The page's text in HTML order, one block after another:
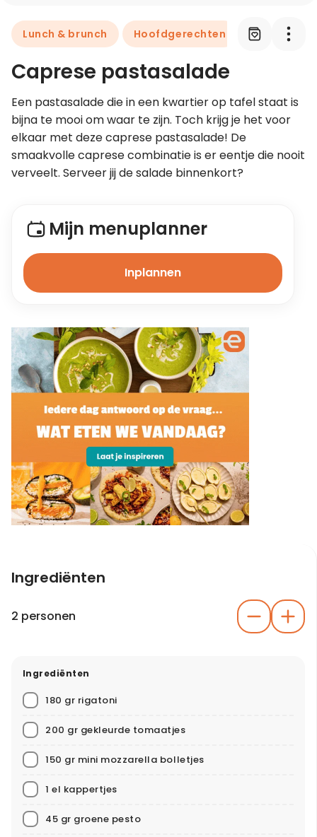
Leer koken als een chef
Kooktips & blogs
Lunch & brunch Hoofdgerechten
Caprese pastasalade
Een pastasalade die in een kwartier op tafel staat is
bijna te mooi om waar te zijn. Toch krijg je het voor
elkaar met deze caprese pastasalade! De
smaakvolle caprese combinatie is er eentje die nooit
verveelt. Serveer jij de salade binnenkort?
Mijn menuplanner
Inplannen
Ingrediënten
2 personen
Ingrediënten
180 gr rigatoni
200 gr gekleurde tomaatjes
150 gr mini mozzarella bolletjes
1 el kappertjes
45 gr groene pesto